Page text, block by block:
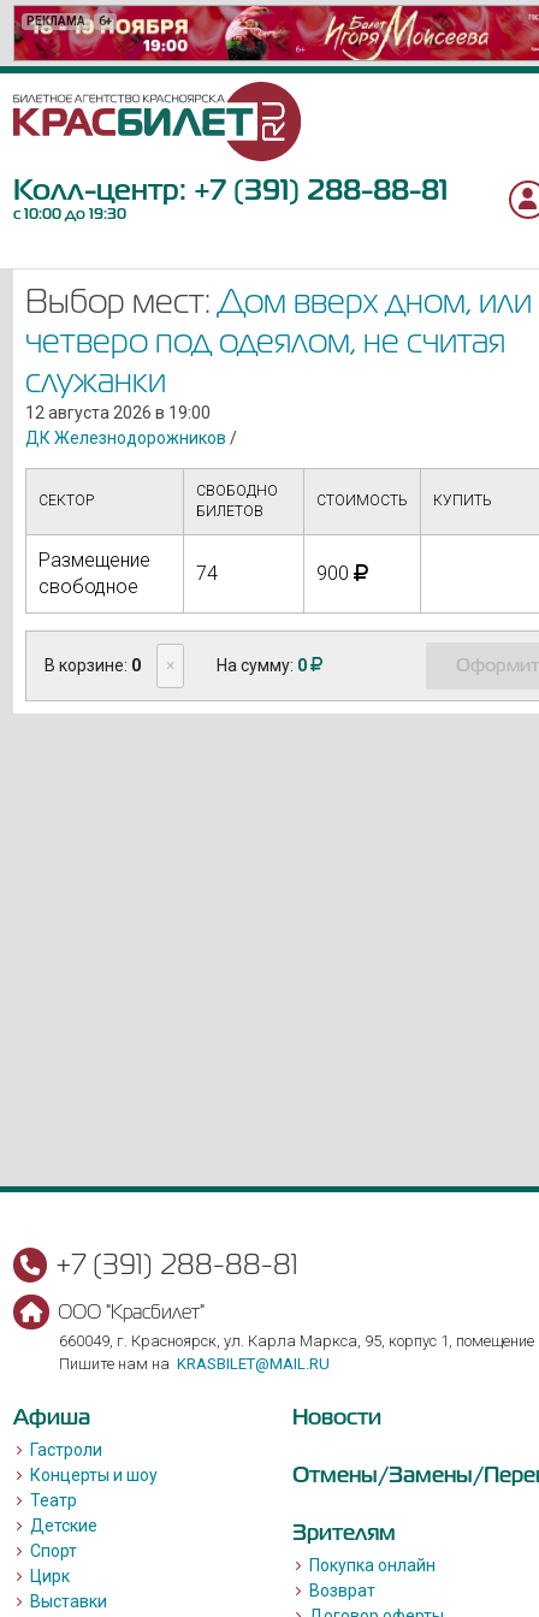
РЕКЛАМА 6+
РЕКЛАМА 12+
РЕКЛАМА 12+
РЕКЛАМА 12+
РЕКЛАМА 12+
РЕКЛАМА 6+
РЕКЛАМА 6+
РЕКЛАМА 6+
РЕКЛАМА 16+
РЕКЛАМА 12+
РЕКЛАМА 12+
РЕКЛАМА 12+
РЕКЛАМА 0+
РЕКЛАМА 16+
РЕКЛАМА 18+
РЕКЛАМА 12+
РЕКЛАМА 12+
РЕКЛАМА 6+
РЕКЛАМА 6+
Колл-центр: +7 (391) 288-88-81
с 10:00 до 19:30
Выбор мест:Дом вверх дном, или
четверо под одеялом, не считая
служанки
12 августа 2026 в 19:00
ДК Железнодорожников /
СЕКТОР
СВОБОДНО
БИЛЕТОВ
СТОИМОСТЬ КУПИТЬ
Размещение
свободное
74 900
В корзине: 0 × На сумму: 0
+7 (391) 288-88-81
ООО "Красбилет"
660049, г. Красноярск, ул. Карла Маркса, 95, корпус 1, помещение
Пишите нам на KRASBILET@MAIL.RU
Афиша
Гастроли
Концерты и шоу
Театр
Детские
Спорт
Цирк
Выставки
Новости
Отмены/Замены/
Зрителям
Покупка онлайн
Возврат